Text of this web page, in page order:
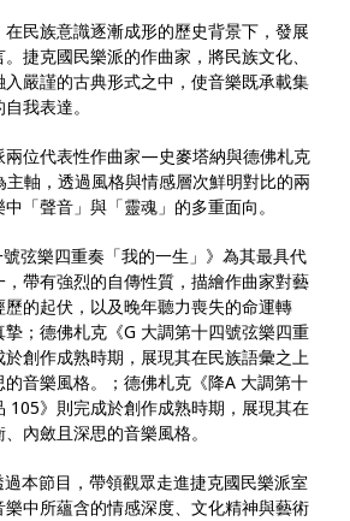
民族意識逐漸成形的歷史背景下，發展
捷克國民樂派的作曲家，將民族文化、
嚴謹的古典形式之中，使音樂既承載集
我表達。
兩位代表性作曲家—史麥塔納與德佛札克
軸，透過風格與情感層次鮮明對比的兩
「聲音」與「靈魂」的多重面向。
弦樂四重奏「我的一生」》為其最具代
帶有強烈的自傳性質，描繪作曲家對藝
的起伏，以及晚年聽力喪失的命運轉
；德佛札克《G 大調第十四號弦樂四重
創作成熟時期，展現其在民族語彙之上
音樂風格。；德佛札克《降A 大調第十
105》則完成於創作成熟時期，展現其在
內斂且深思的音樂風格。
本節目，帶領觀眾走進捷克國民樂派室
中所蘊含的情感深度、文化精神與藝術